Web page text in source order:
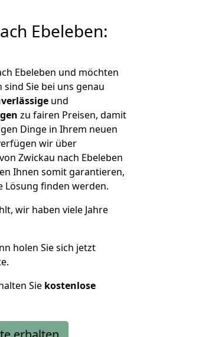
Ebeleben:
Ebeleben und möchten
sind Sie bei uns genau
und
zu fairen Preisen, damit
Dinge in Ihrem neuen
wir über
Zwickau nach Ebeleben
Ihnen somit garantieren,
Lösung finden werden.
wir haben viele Jahre
holen Sie sich jetzt
Sie kostenlose